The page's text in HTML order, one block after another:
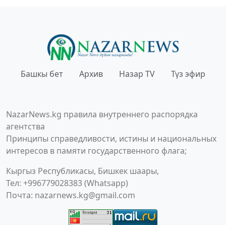
Башкы бет Архив Назар TV Түз эфир
NazarNews.kg правила внутреннего распорядка
агентства
Принципы справедливости, истины и национальных
интересов в памяти государственного флага;
Кыргыз Республикасы, Бишкек шаары,
Тел: +996779028383 (Whatsapp)
Почта: nazarnews.kg@gmail.com